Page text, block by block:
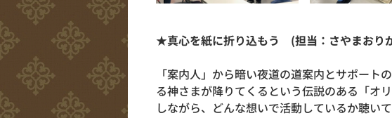
★真心を紙に折り込もう (担当：さやまおり
「案内人」から暗い夜道の道案内とサポー
る神さまが降りてくるという伝説のある「オ
しながら、どんな想いで活動しているか聴いて